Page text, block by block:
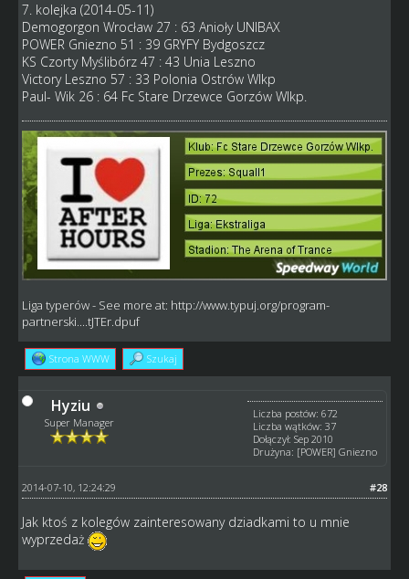
7. kolejka (2014-05-11)
Demogorgon Wrocław 27 : 63 Anioły UNIBAX
POWER Gniezno 51 : 39 GRYFY Bydgoszcz
KS Czorty Myślibórz 47 : 43 Unia Leszno
Victory Leszno 57 : 33 Polonia Ostrów Wlkp
Paul- Wik 26 : 64 Fc Stare Drzewce Gorzów Wlkp.
Liga typerów- See more at: http://www.typuj.org/program-
partnerski....tJTEr.dpuf
Strona WWW Szukaj
Hyziu
Super Manager
Liczba postów: 672
Liczba wątków: 37
Dołączył: Sep 2010
Drużyna: [POWER] Gniezno
#28
2014-07-10, 12:24:29
Jak ktoś z kolegów zainteresowany dziadkami to u mnie
wyprzedaż